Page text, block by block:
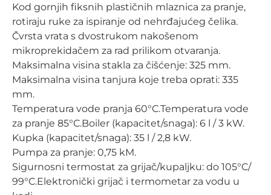
Kod gornjih fiksnih plastičnih mlaznica za pranje,
rotiraju ruke za ispiranje od nehrđajućeg čelika.
Čvrsta vrata s dvostrukom nakošenom
mikroprekidačem za rad prilikom otvaranja.
Maksimalna visina stakla za čišćenje: 325 mm.
Maksimalna visina tanjura koje treba oprati: 335
mm.
Temperatura vode pranja 60°C.Temperatura vode
za pranje 85°C.Boiler (kapacitet/snaga): 6 l / 3 kW.
Kupka (kapacitet/snaga): 35 l / 2,8 kW.
Pumpa za pranje: 0,75 kM.
Sigurnosni termostat za grijač/kupaljku: do 105°C/
99°C.Elektronički grijač i termometar za vodu u